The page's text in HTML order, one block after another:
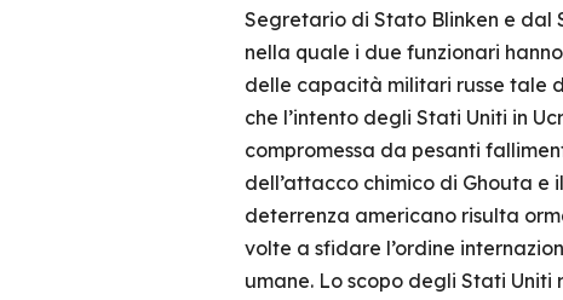
Segretario di Stato Blinken e dal
nella quale i due funzionari
delle capacità militari russe tale
che l’intento degli Stati Uniti in
compromessa da pesanti
dell’attacco chimico di Ghouta e
deterrenza americano risulta
volte a sfidare l’ordine
umane. Lo scopo degli Stati Uniti